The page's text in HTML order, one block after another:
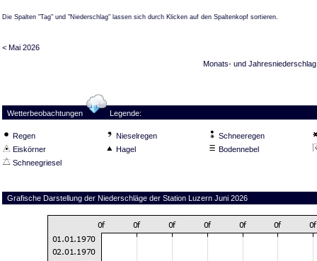
Die Spalten "Tag" und "Niederschlag" lassen sich durch Klicken auf den Spaltenkopf sortieren.
< Mai 2026
Monats- und Jahresniederschlag
Wetterbeobachtungen Legende:
Regen Nieselregen
Schneeregen
Eiskörner
Hagel
Bodennebel
Schneegriesel
Grafische Darstellung der Niederschläge der Station Luzern Juni 2026